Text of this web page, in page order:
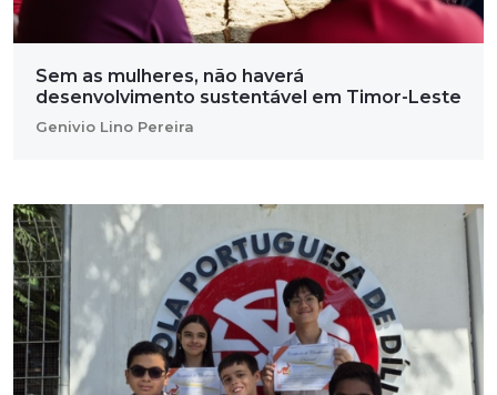
Sem as mulheres, não haverá
desenvolvimento sustentável em Timor-Leste
Genivio Lino Pereira